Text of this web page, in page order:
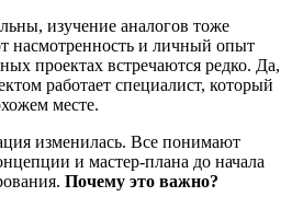
изучение аналогов тоже
насмотренность и личный опыт
проектах встречаются редко. Да,
работает специалист, который
месте.
изменилась. Все понимают
и мастер-плана до начала
Почему это важно?